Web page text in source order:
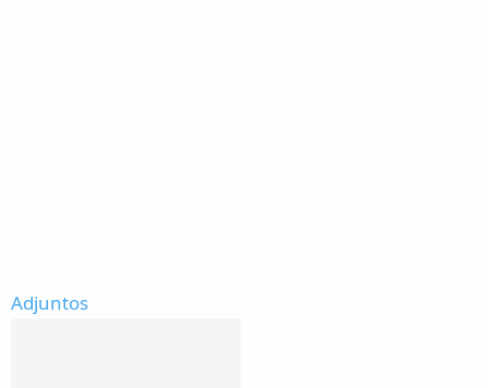
Adjuntos